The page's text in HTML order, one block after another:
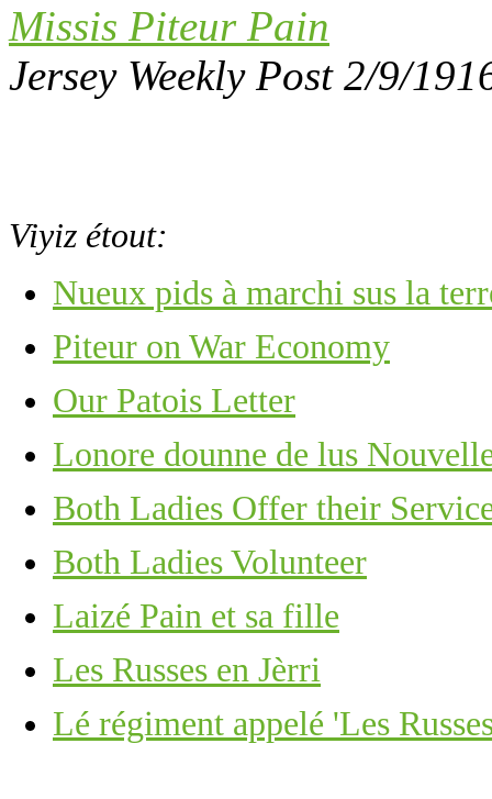
Missis Piteur Pain
Jersey Weekly Post 2/9/
Viyiz étout:
Nueux pids à marchi sus la
Piteur on War Economy
Our Patois Letter
Lonore dounne de lus
Both Ladies Offer their
Both Ladies Volunteer
Laizé Pain et sa fille
Les Russes en Jèrri
Lé régiment appelé 'Les